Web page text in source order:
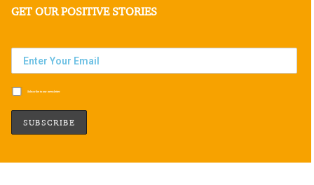
GET OUR POSITIVE STORIES
Subscribe to our newsletter